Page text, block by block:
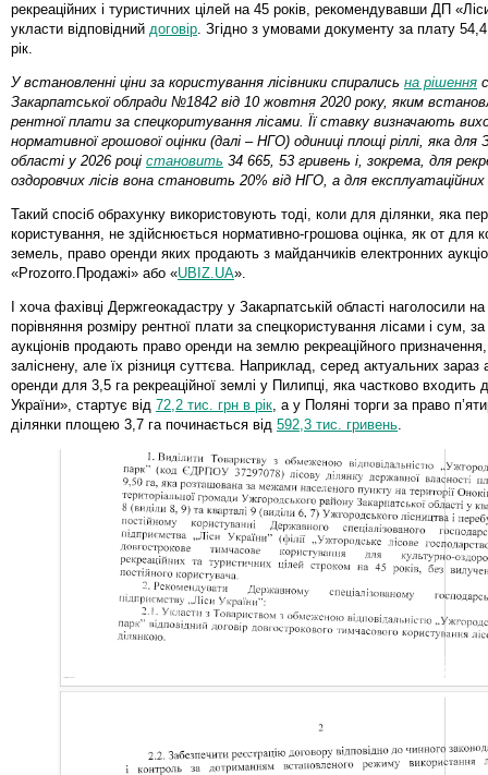
рекреаційних і туристичних цілей на 45 років, рекомендувавши ДП
укласти відповідний договір. Згідно з умовами документу за плату
рік.
У встановленні ціни за користування лісівники спирались на рішення
Закарпатської облради №1842 від 10 жовтня 2020 року, яким
рентної плати за спецкоритування лісами. Її ставку визначають
нормативної грошової оцінки (далі –НГО) одиниці площі ріллі, яка для
області у 2026 році становить 34 665, 53 гривень і, зокрема, для
оздоровчих лісів вона становить 20% від НГО, а для експлуатаційних
Такий спосіб обрахунку використовують тоді, коли для ділянки, яка
користування, не здійснюється нормативно-грошова оцінка, як от для
земель, право оренди яких продають з майданчиків електронних
«Prozorro.Продажі» або «UBIZ.UA».
І хоча фахівці Держгеокадастру у Закарпатській області наголосили на
порівняння розміру рентної плати за спецкористування лісами і сум,
аукціонів продають право оренди на землю рекреаційного
заліснену, але їх різниця суттєва. Наприклад, серед актуальних зараз
оренди для 3,5 га рекреаційної землі у Пилипці, яка частково входить
України», стартує від 72,2 тис. грн в рік, а у Поляні торги за право
ділянки площею 3,7 га починається від 592,3 тис. гривень.